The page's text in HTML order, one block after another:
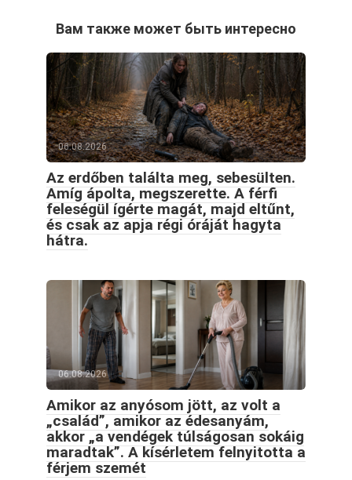
Вам также может быть интересно
06.08.2026
Az erdőben találta meg, sebesülten.
Amíg ápolta, megszerette. A férfi
feleségül ígérte magát, majd eltűnt,
és csak az apja régi óráját hagyta
hátra.
06.08.2026
Amikor az anyósom jött, az volt a
„család”, amikor az édesanyám,
akkor „a vendégek túlságosan sokáig
maradtak”. A kísérletem felnyitotta a
férjem szemét